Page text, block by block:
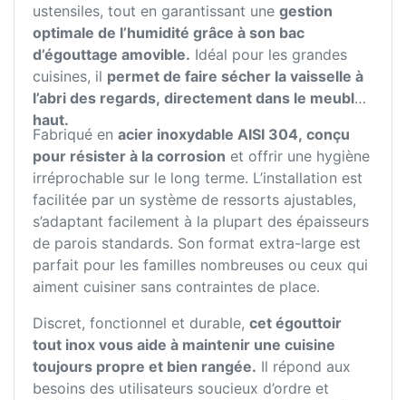
ustensiles, tout en garantissant une gestion
optimale de l’humidité grâce à son bac
d’égouttage amovible. Idéal pour les grandes
cuisines, il permet de faire sécher la vaisselle à
l’abri des regards, directement dans le meuble
haut.
Fabriqué en acier inoxydable AISI 304, conçu
pour résister à la corrosion et offrir une hygiène
irréprochable sur le long terme. L’installation est
facilitée par un système de ressorts ajustables,
s’adaptant facilement à la plupart des épaisseurs
de parois standards. Son format extra-large est
parfait pour les familles nombreuses ou ceux qui
aiment cuisiner sans contraintes de place.
Discret, fonctionnel et durable, cet égouttoir
tout inox vous aide à maintenir une cuisine
toujours propre et bien rangée. Il répond aux
besoins des utilisateurs soucieux d’ordre et